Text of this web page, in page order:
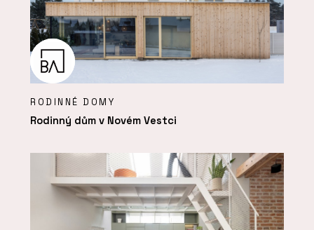
RODINNÉ DOMY
Rodinný dům v Novém Vestci